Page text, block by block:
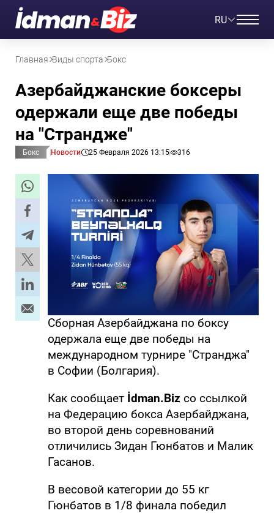
RU
Главная Виды спорта Бокс
Азербайджанские боксеры
одержали еще две победы
на "Страндже"
Бокс Новости 25 Февраля 2026 13:15 316
Сборная Азербайджана по боксу
одержала еще две победы на
международном турнире "Странджа"
в Софии (Болгария).
Как сообщает İdman.Biz со ссылкой
на Федерацию бокса Азербайджана,
во второй день соревнований
отличились Зидан Гюнбатов и Малик
Гасанов.
В весовой категории до 55 кг
Гюнбатов в 1/8 финала победил